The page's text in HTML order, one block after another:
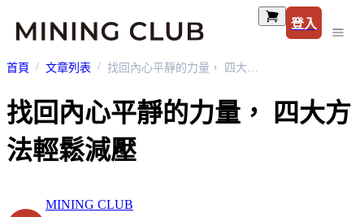
登入
首頁 文章列表 找回內心平靜的力量， 四大方法輕鬆減壓
找回內心平靜的力量， 四大方
法輕鬆減壓
MINING CLUB